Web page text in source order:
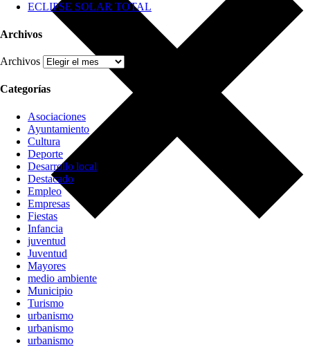
ECLIPSE SOLAR TOTAL
Archivos
Archivos
Categorías
Asociaciones
Ayuntamiento
Cultura
Deporte
Desarrollo local
Destacado
Empleo
Empresas
Fiestas
Infancia
juventud
Juventud
Mayores
medio ambiente
Municipio
Turismo
urbanismo
urbanismo
urbanismo